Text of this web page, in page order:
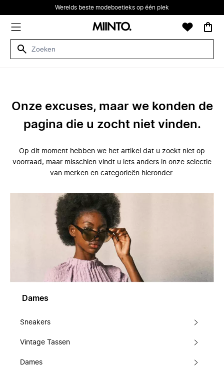
Werelds beste modeboetieks op één plek
Onze excuses, maar we konden de
pagina die u zocht niet vinden.
Op dit moment hebben we het artikel dat u zoekt niet op
voorraad, maar misschien vindt u iets anders in onze selectie
van merken en categorieën hieronder.
Dames
Sneakers
Vintage Tassen
Dames